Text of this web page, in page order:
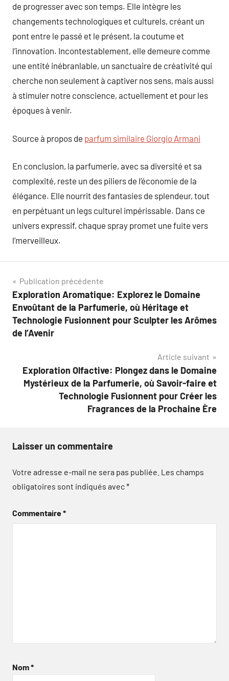
de progresser avec son temps. Elle intègre les
changements technologiques et culturels, créant un
pont entre le passé et le présent, la coutume et
l’innovation. Incontestablement, elle demeure comme
une entité inébranlable, un sanctuaire de créativité qui
cherche non seulement à captiver nos sens, mais aussi
à stimuler notre conscience, actuellement et pour les
époques à venir.
Source à propos de parfum similaire Giorgio Armani
En conclusion, la parfumerie, avec sa diversité et sa
complexité, reste un des piliers de l’économie de la
élégance. Elle nourrit des fantasies de splendeur, tout
en perpétuant un legs culturel impérissable. Dans ce
univers expressif, chaque spray promet une fuite vers
l’merveilleux.
Navigation
de
l’article
Publication précédente
Exploration Aromatique: Explorez le Domaine
Envoûtant de la Parfumerie, où Héritage et
Technologie Fusionnent pour Sculpter les Arômes
de l’Avenir
Article suivant
Exploration Olfactive: Plongez dans le Domaine
Mystérieux de la Parfumerie, où Savoir-faire et
Technologie Fusionnent pour Créer les
Fragrances de la Prochaine Ère
Laisser un commentaire
Votre adresse e-mail ne sera pas publiée. Les champs
obligatoires sont indiqués avec*
Commentaire*
Nom*